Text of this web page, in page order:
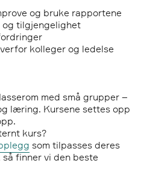
og bruke rapportene
og tilgjengelighet
kolleger og ledelse
med små grupper –
læring. Kursene settes opp
kurs?
som tilpasses deres
så finner vi den beste